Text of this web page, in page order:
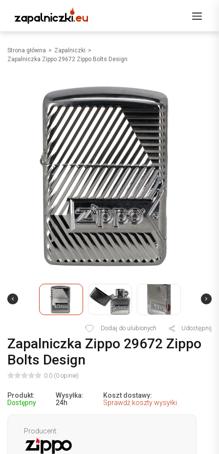
Strona główna
Zapalniczki
Zapalniczka Zippo 29672 Zippo Bolts Design
Dodaj do ulubionych Udostępnij
Zapalniczka Zippo 29672 Zippo
Bolts Design
0.0 (0 opinie)
Produkt:
Dostępny
Wysyłka:
24h
Koszt dostawy:
Sprawdź koszty wysyłki
Producent: